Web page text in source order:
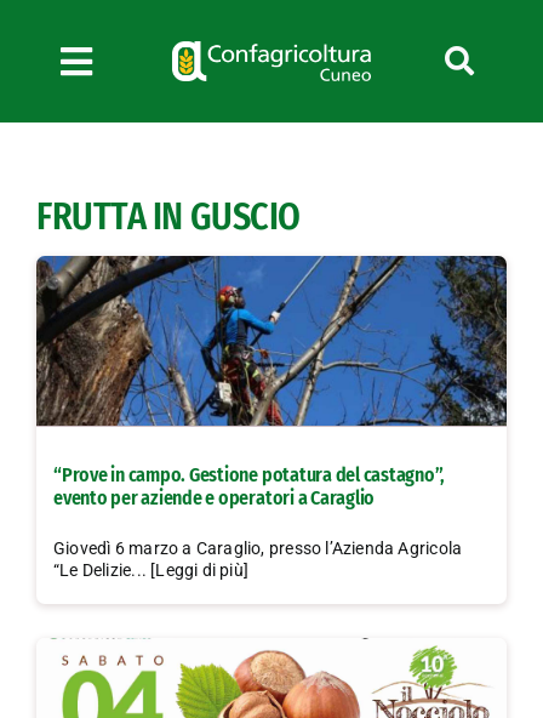
contenuto
Toggle
Navigation
News
Bandi
Formazione
Convenzioni
L’Agricoltore cuneese
Lavora con noi
FRUTTA IN GUSCIO
“Prove in campo. Gestione potatura del castagno”,
evento per aziende e operatori a Caraglio
Giovedì 6 marzo a Caraglio, presso l’Azienda Agricola
“Le Delizie... [Leggi di più]